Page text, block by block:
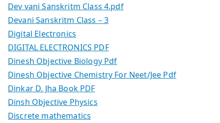
Dev vani Sanskritm Class 4.pdf
Devani Sanskritm Class – 3
Digital Electronics
DIGITAL ELECTRONICS PDF
Dinesh Objective Biology Pdf
Dinesh Objective Chemistry For Neet/Jee Pdf
Dinkar D. Jha Book PDF
Dinsh Objective Physics
Discrete mathematics